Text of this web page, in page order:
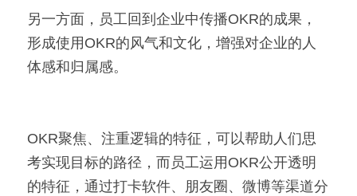
另一方面，员工回到企业中传播OKR的成果，
形成使用OKR的风气和文化，增强对企业的人
体感和归属感。
OKR聚焦、注重逻辑的特征，可以帮助人们思
考实现目标的路径，而员工运用OKR公开透明
的特征，通过打卡软件、朋友圈、微博等渠道分